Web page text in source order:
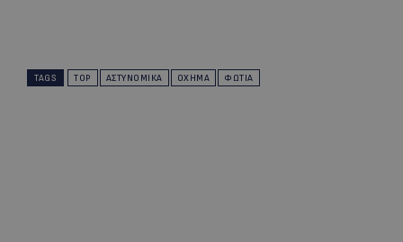
TAGS TOP ΑΣΤΥΝΟΜΙΚΆ ΌΧΗΜΑ ΦΩΤΙΆ